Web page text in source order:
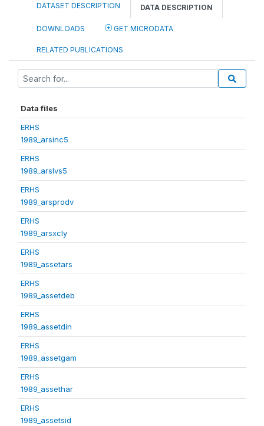
DATASET DESCRIPTION DATA DESCRIPTION
DOWNLOADS GET MICRODATA
RELATED PUBLICATIONS
Data files
ERHS
1989_arsinc5
ERHS
1989_arslvs5
ERHS
1989_arsprodv
ERHS
1989_arsxcly
ERHS
1989_assetars
ERHS
1989_assetdeb
ERHS
1989_assetdin
ERHS
1989_assetgam
ERHS
1989_assethar
ERHS
1989_assetsid